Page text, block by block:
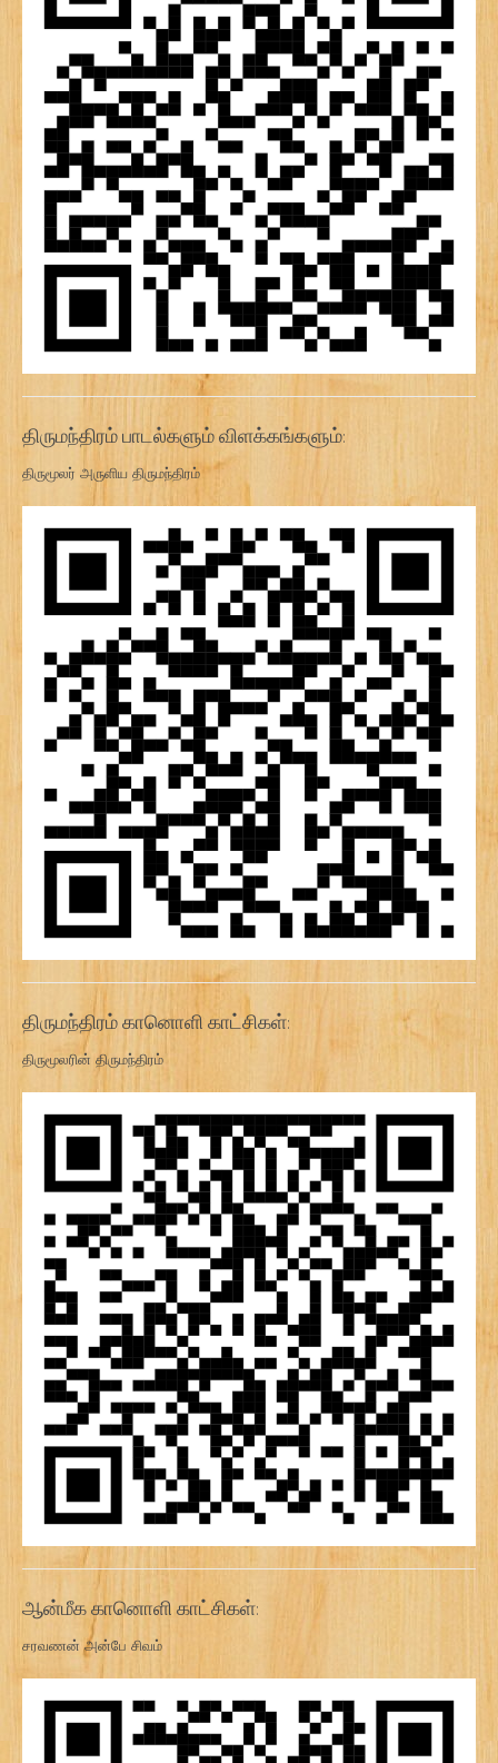
திருமந்திரம் பாடல்களும் விளக்கங்களும்:
திருமூலர் அருளிய திருமந்திரம்
திருமந்திரம் கானொளி காட்சிகள்:
திருமூலரின் திருமந்திரம்
ஆன்மீக கானொளி காட்சிகள்:
சரவணன் அன்பே சிவம்